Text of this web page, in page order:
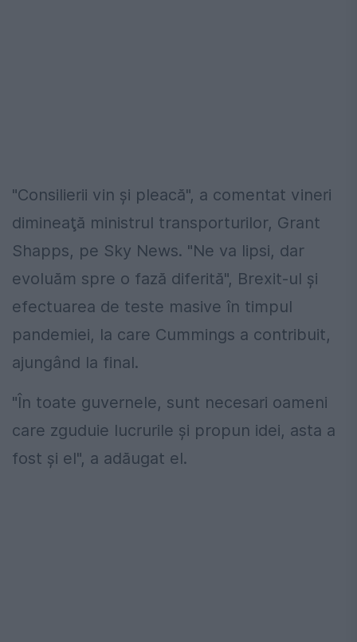
"Consilierii vin şi pleacă", a comentat vineri
dimineaţă ministrul transporturilor, Grant
Shapps, pe Sky News. "Ne va lipsi, dar
evoluăm spre o fază diferită", Brexit-ul şi
efectuarea de teste masive în timpul
pandemiei, la care Cummings a contribuit,
ajungând la final.
"În toate guvernele, sunt necesari oameni
care zguduie lucrurile şi propun idei, asta a
fost şi el", a adăugat el.